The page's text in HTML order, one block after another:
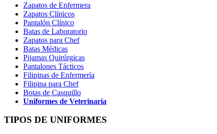
Zapatos de Enfermera
Zapatos Clínicos
Pantalón Clínico
Batas de Laboratorio
Zapatos para Chef
Batas Médicas
Pijamas Quirúrgicas
Pantalones Tácticos
Filipinas de Enfermería
Filipina para Chef
Botas de Casquillo
Uniformes de Veterinaria
TIPOS DE UNIFORMES